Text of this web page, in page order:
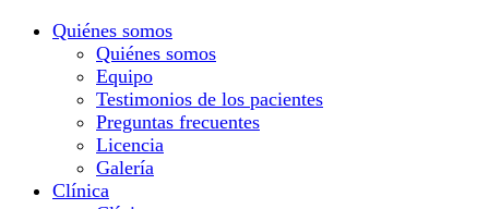
Quiénes somos
Quiénes somos
Equipo
Testimonios de los pacientes
Preguntas frecuentes
Licencia
Galería
Clínica